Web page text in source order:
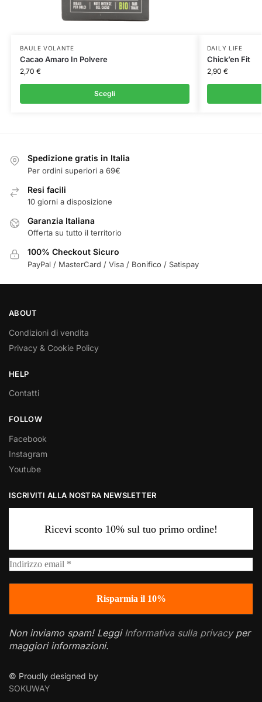
BAULE VOLANTE
Cacao Amaro In Polvere
2,70 €
Scegli
DAILY LIFE
Chick’en Fit
2,90 €
Spedizione gratis in Italia
Per ordini superiori a 69€
Resi facili
10 giorni a disposizione
Garanzia Italiana
Offerta su tutto il territorio
100% Checkout Sicuro
PayPal / MasterCard / Visa / Bonifico / Satispay
ABOUT
Condizioni di vendita
Privacy & Cookie Policy
HELP
Contatti
FOLLOW
Facebook
Instagram
Youtube
ISCRIVITI ALLA NOSTRA NEWSLETTER
Ricevi sconto 10% sul tuo primo ordine!
Non inviamo spam! Leggi Informativa sulla privacyper
maggiori informazioni.
© Proudly designed by
SOKUWAY